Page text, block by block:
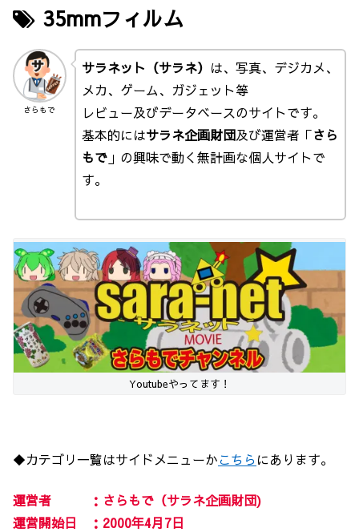
35mmフィルム
さらもで
サラネット（サラネ） は、写真、デジカメ、
メカ、ゲーム、ガジェット等
レビュー及びデータベースのサイトです。
基本的にはサラネ企画財団及び運営者「さら
もで」の興味で動く無計画な個人サイトで
す。
Youtubeやってます！
◆カテゴリ一覧はサイドメニューかこちら にあります。
運営者 ：さらもで（サラネ企画財団)
運営開始日 ：2000年4月7日